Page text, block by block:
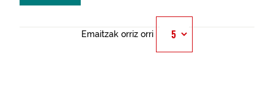
Emaitzak orriz orri